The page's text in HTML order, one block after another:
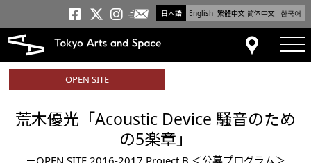
日本語 English 繁體中文 简体中文 한국어
トーキョーアーツアンド
トーキョーアーツアンド
トーキョーアーツア
メールニュース
アクセス
OPEN SITE
荒木優光「Acoustic Device 騒音のため
の5楽章」
－OPEN SITE 2016-2017 Project B ＜公募プログラム＞